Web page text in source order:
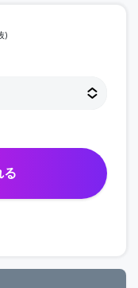
)
る